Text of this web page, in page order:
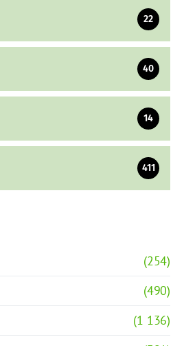
22
40
14
411
(254)
(490)
(1 136)